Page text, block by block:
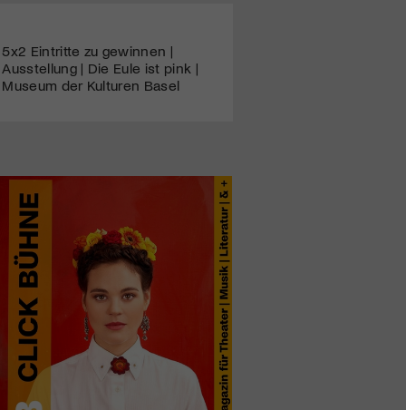
5x2 Eintritte zu gewinnen |
Ausstellung | Die Eule ist pink |
Museum der Kulturen Basel